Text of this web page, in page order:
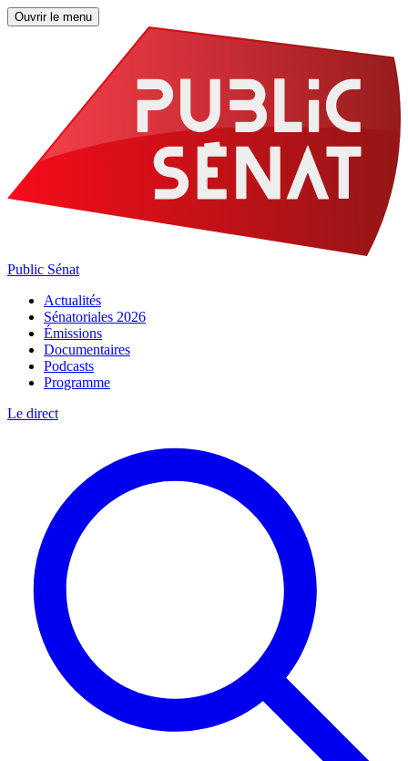
Ouvrir le menu
Public Sénat
Actualités
Sénatoriales 2026
Émissions
Documentaires
Podcasts
Programme
Le direct